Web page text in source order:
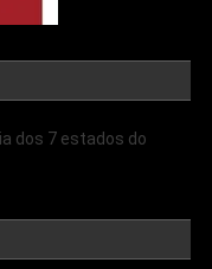
dos 7 estados do